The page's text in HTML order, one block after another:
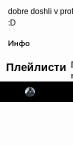
dobre doshli v
:D
Инфо
Плейлисти